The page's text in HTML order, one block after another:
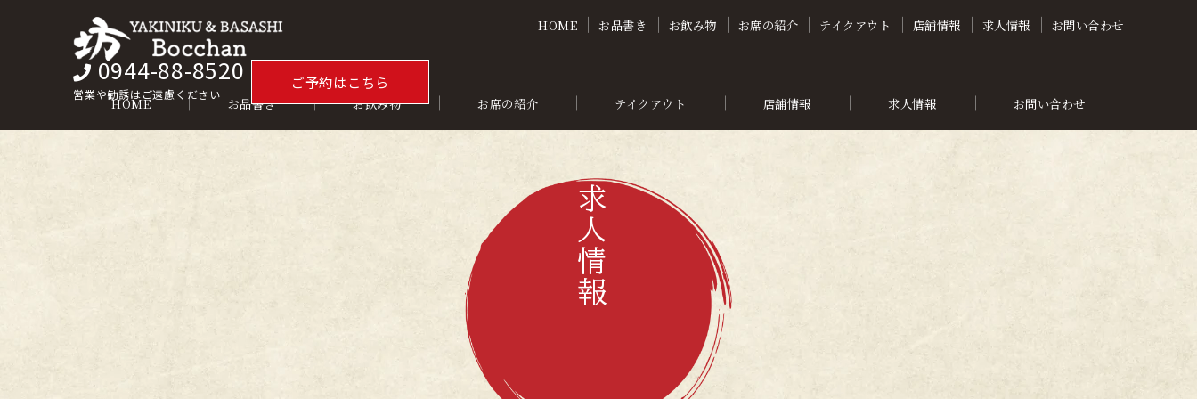
HOME お品書き お飲み物 お席の紹介 テイクアウト 店舗情報 求人情報 お問い合わせ
HOME お品書き お飲み物 お席の紹介 テイクアウト 店舗情報 求人情報 お問い合わせ
0944-88-8520
営業や勧誘はご遠慮ください
ご予約はこちら
求人情報